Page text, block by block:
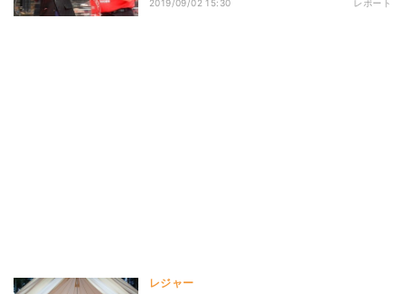
2019/09/02 15:30 レポート
レジャー